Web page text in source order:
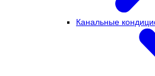
Канальные